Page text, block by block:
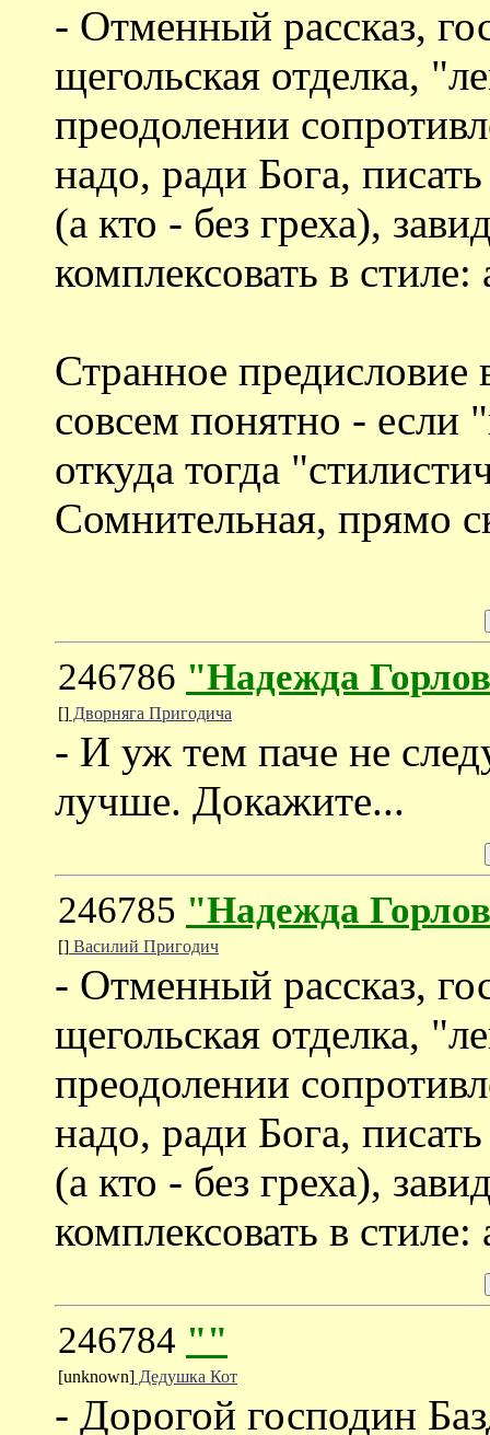
- Отменный рассказ,
щегольская отделка,
преодолении
надо, ради Бога,
(а кто - без греха),
комплексовать в
Странное предисловие
совсем понятно - если
откуда тогда
Сомнительная, прямо
246786 "Надежда
[] Дворняга Пригодича
- И уж тем паче не
лучше. Докажите...
246785 "Надежда
[] Василий Пригодич
- Отменный рассказ,
щегольская отделка,
преодолении
надо, ради Бога,
(а кто - без греха),
комплексовать в
246784 ""
[unknown] Дедушка Кот
- Дорогой господин